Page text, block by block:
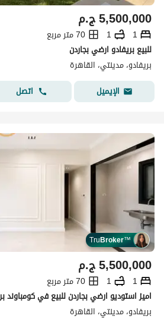
ج.م5,500,000
1
1
70 متر مربع
للبيع بريفادو ارضي بجاردن
بريفادو، مدينتي، القاهرة
الإيميل
اتصل
TruBroker™
ج.م5,500,000
1
1
70 متر مربع
بريفادو، مدينتي، القاهرة